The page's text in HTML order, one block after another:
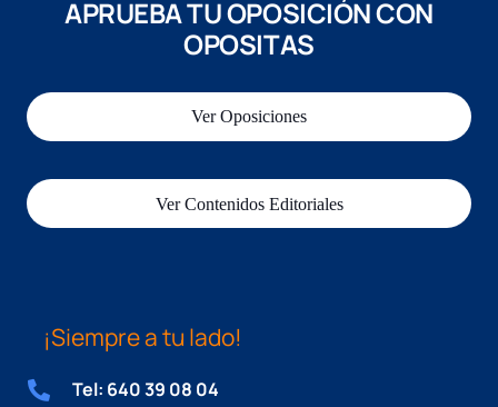
APRUEBA TU OPOSICIÓN CON
OPOSITAS
Ver Oposiciones
Ver Contenidos Editoriales
¡Siempre a tu lado!
Tel: 640 39 08 04